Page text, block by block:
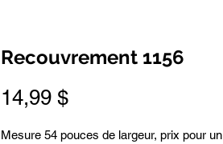
Recouvrement 1156
14,99 $Prix
Mesure 54 pouces de largeur, prix pour un